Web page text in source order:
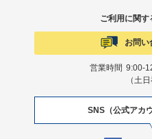
ご利用に関
お問い
営業時間 9:00-
（土
SNS（公式アカ